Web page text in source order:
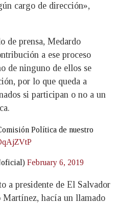
cargo de dirección»,
de prensa, Medardo
a ese proceso
de ninguno de ellos se
por lo que queda a
si participan o no a un
Política de nuestro
February 6, 2019
a presidente de El Salvador
hacía un llamado